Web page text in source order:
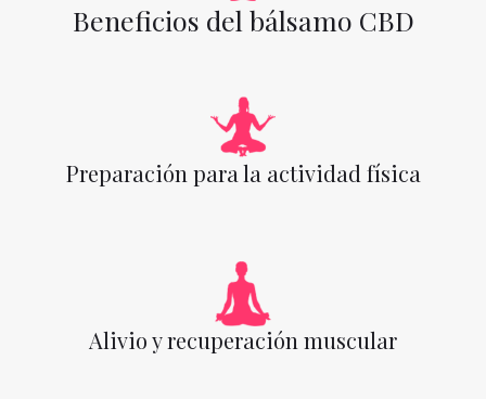
Beneficios del bálsamo CBD
Preparación para la actividad física
Alivio y recuperación muscular